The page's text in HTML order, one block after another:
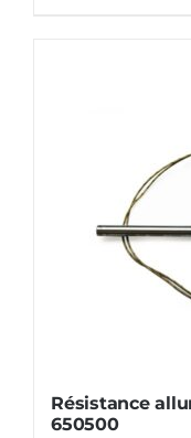
Résistance
650500